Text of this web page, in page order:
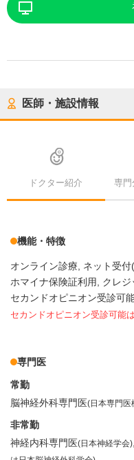
医師・施設情報
ドクター紹介 専門
機能・特徴
オンライン診療 ネット受
ホマイナ保険証利用
クレジ
セカンドオピニオン受診可
セカンドオピニオン受診可能
専門医
常勤
脳神経外科専門医(日本専門医
非常勤
神経内科専門医(日本神経学会)